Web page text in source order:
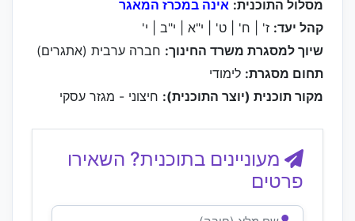
מסלול התוכנית: אינה במכרז המאגר
קהל יעד: ז' | ח' | ט' | י"א | י"ב | י'
שיוך למסגרת משרד החינוך: חברה ערבית (אתגרים)
תחום מסגרת: לימודי
מקור תוכנית (יוצר התוכנית): חיצוני - מגזר עסקי
מעוניינים בתוכנית? השאירו
פרטים